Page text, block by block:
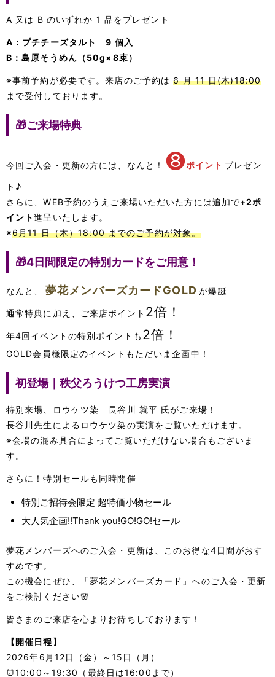
A 又は B のいずれか 1 品をプレゼント
A：プチチーズタルト 9 個入
B：島原そうめん（50g×8束）
※事前予約が必要です。来店のご予約は6 月 11 日(木)18:00
まで受付しております。
🎁ご来場特典
今回ご入会・更新の方には、なんと！ ❽ポイント プレゼン
ト♪
さらに、WEB予約のうえご来場いただいた方には追加で+2ポ
イント進呈いたします。
※6月11 日（木）18:00 までのご予約が対象。
🎁4日間限定の特別カードをご用意！
なんと、 夢花メンバーズカードGOLD が爆誕
通常特典に加え、ご来店ポイント 2倍！
年4回イベントの特別ポイントも 2倍！
GOLD会員様限定のイベントもただいま企画中！
初登場｜秩父ろうけつ工房実演
特別来場、ロウケツ染 長谷川 就平 氏がご来場！
長谷川先生によるロウケツ染の実演をご覧いただけます。
※会場の混み具合によってご覧いただけない場合もございま
す。
さらに！特別セールも同時開催
特別ご招待会限定 超特価小物セール
大人気企画!!Thank you!GO!GO!セール
夢花メンバーズへのご入会・更新は、このお得な4日間がおす
すめです。
この機会にぜひ、「夢花メンバーズカード」へのご入会・更新
をご検討ください🌸
皆さまのご来店を心よりお待ちしております！
【開催日程】
2026年6月12日（金）～15日（月）
⏰10:00～19:30（最終日は16:00まで）